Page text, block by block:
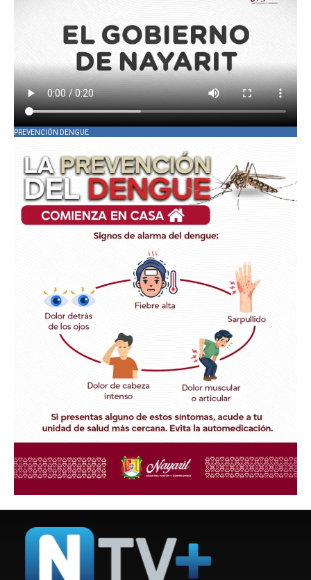
PREVENCIÓN DENGUE